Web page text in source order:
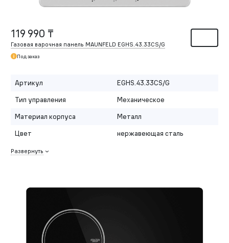
119 990 ₸
Газовая варочная панель MAUNFELD EGHS.43.33CS/G
Под заказ
Артикул
EGHS.43.33CS/G
Тип управления
Механическое
Материал корпуса
Металл
Цвет
нержавеющая сталь
Развернуть